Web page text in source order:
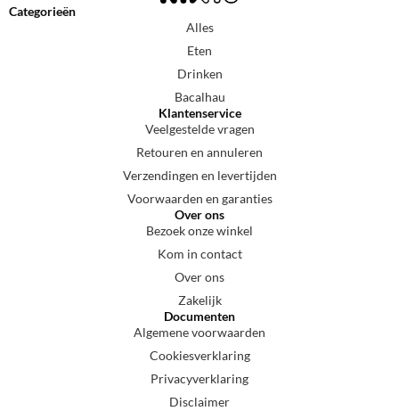
Categorieën
Alles
Eten
Drinken
Bacalhau
Klantenservice
Veelgestelde vragen
Retouren en annuleren
Verzendingen en levertijden
Voorwaarden en garanties
Over ons
Bezoek onze winkel
Kom in contact
Over ons
Zakelijk
Documenten
Algemene voorwaarden
Cookiesverklaring
Privacyverklaring
Disclaimer